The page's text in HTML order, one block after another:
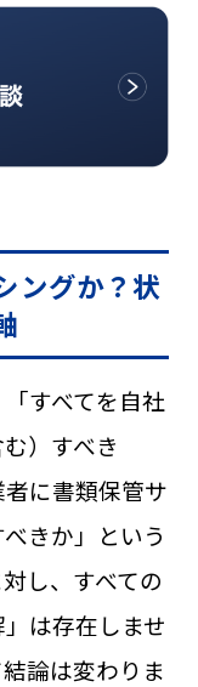
ングか？状
すべてを自社
）すべき
に書類保管サ
きか」という
し、すべての
は存在しませ
論は変わりま